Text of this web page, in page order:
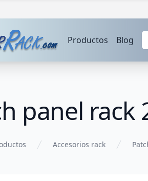
Productos Blog
panel rack
Accesorios rack